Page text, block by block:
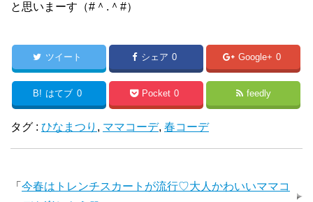
と思いまーす（#＾.＾#）
ツイート シェア 0 Google+ 0
B! はてブ 0 Pocket 0 feedly
タグ : ひなまつり , ママコーデ, 春コーデ
「 今春はトレンチスカートが流行♡大人かわいいママコ